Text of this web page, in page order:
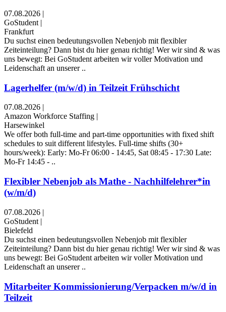
07.08.2026 |
GoStudent |
Frankfurt
Du suchst einen bedeutungsvollen Nebenjob mit flexibler
Zeiteinteilung? Dann bist du hier genau richtig! Wer wir sind & was
uns bewegt: Bei GoStudent arbeiten wir voller Motivation und
Leidenschaft an unserer ..
Lagerhelfer (m/w/d) in Teilzeit Frühschicht
07.08.2026 |
Amazon Workforce Staffing |
Harsewinkel
We offer both full-time and part-time opportunities with fixed shift
schedules to suit different lifestyles. Full-time shifts (30+
hours/week): Early: Mo-Fr 06:00 - 14:45, Sat 08:45 - 17:30 Late:
Mo-Fr 14:45 - ..
Flexibler Nebenjob als Mathe - Nachhilfelehrer*in
(w/m/d)
07.08.2026 |
GoStudent |
Bielefeld
Du suchst einen bedeutungsvollen Nebenjob mit flexibler
Zeiteinteilung? Dann bist du hier genau richtig! Wer wir sind & was
uns bewegt: Bei GoStudent arbeiten wir voller Motivation und
Leidenschaft an unserer ..
Mitarbeiter Kommissionierung/Verpacken m/w/d in
Teilzeit